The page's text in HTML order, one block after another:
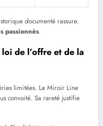
documenté rassure.
passionnés.
de l’offre et de la
limitées. Le Miroir Line
convoité. Sa rareté justifie